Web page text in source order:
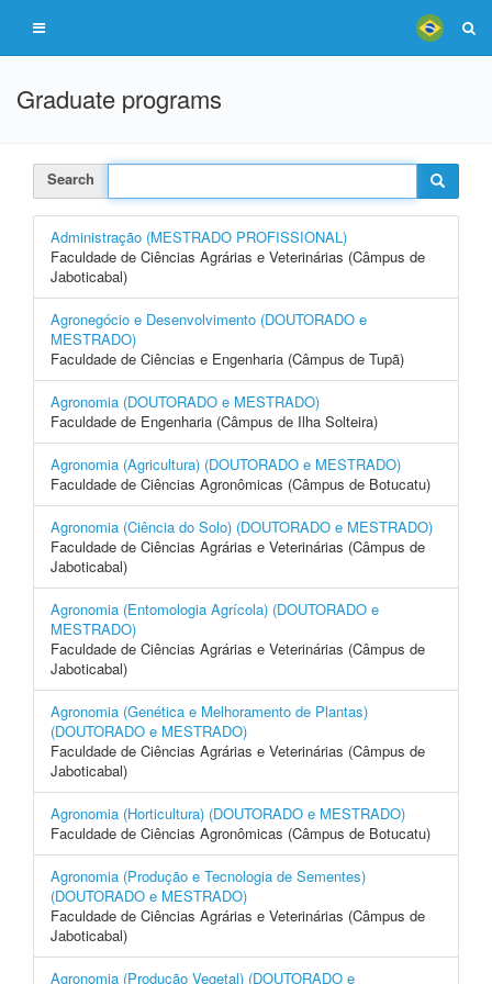
Graduate programs
Search
Administração (MESTRADO PROFISSIONAL)
Faculdade de Ciências Agrárias e Veterinárias (Câmpus de
Jaboticabal)
Agronegócio e Desenvolvimento (DOUTORADO e
MESTRADO)
Faculdade de Ciências e Engenharia (Câmpus de Tupã)
Agronomia (DOUTORADO e MESTRADO)
Faculdade de Engenharia (Câmpus de Ilha Solteira)
Agronomia (Agricultura) (DOUTORADO e MESTRADO)
Faculdade de Ciências Agronômicas (Câmpus de Botucatu)
Agronomia (Ciência do Solo) (DOUTORADO e MESTRADO)
Faculdade de Ciências Agrárias e Veterinárias (Câmpus de
Jaboticabal)
Agronomia (Entomologia Agrícola) (DOUTORADO e
MESTRADO)
Faculdade de Ciências Agrárias e Veterinárias (Câmpus de
Jaboticabal)
Agronomia (Genética e Melhoramento de Plantas)
(DOUTORADO e MESTRADO)
Faculdade de Ciências Agrárias e Veterinárias (Câmpus de
Jaboticabal)
Agronomia (Horticultura) (DOUTORADO e MESTRADO)
Faculdade de Ciências Agronômicas (Câmpus de Botucatu)
Agronomia (Produção e Tecnologia de Sementes)
(DOUTORADO e MESTRADO)
Faculdade de Ciências Agrárias e Veterinárias (Câmpus de
Jaboticabal)
Agronomia (Produção Vegetal) (DOUTORADO e